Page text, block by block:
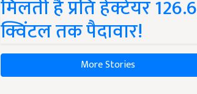
मिलती है प्रति हेक्टेयर 126.6
क्विंटल तक पैदावार!
More Stories